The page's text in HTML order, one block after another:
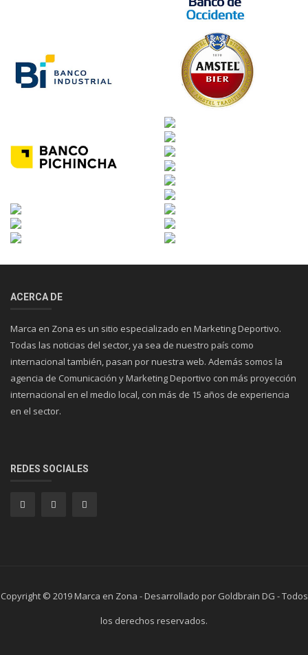
ACERCA DE
Marca en Zona es un sitio especializado en Marketing Deportivo.
Todas las noticias del sector, ya sea de nuestro país como
internacional también, pasan por nuestra web. Además somos la
agencia de Comunicación y Marketing Deportivo con más proyección
internacional en el medio local, con más de 15 años de experiencia
en el sector.
REDES SOCIALES
Copyright © 2019 Marca en Zona - Desarrollado por Goldbrain DG - Todos
los derechos reservados.